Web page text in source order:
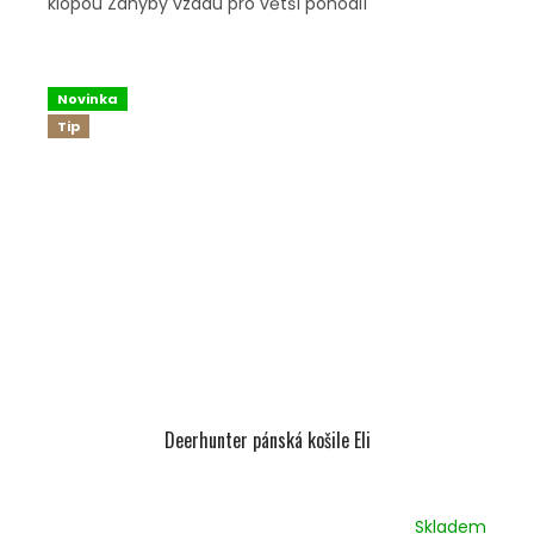
Novinka
Tip
Deerhunter pánská košile Eli
Skladem